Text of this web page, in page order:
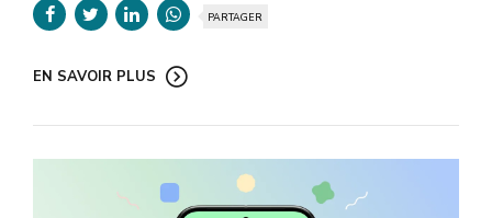
PARTAGER
EN SAVOIR PLUS